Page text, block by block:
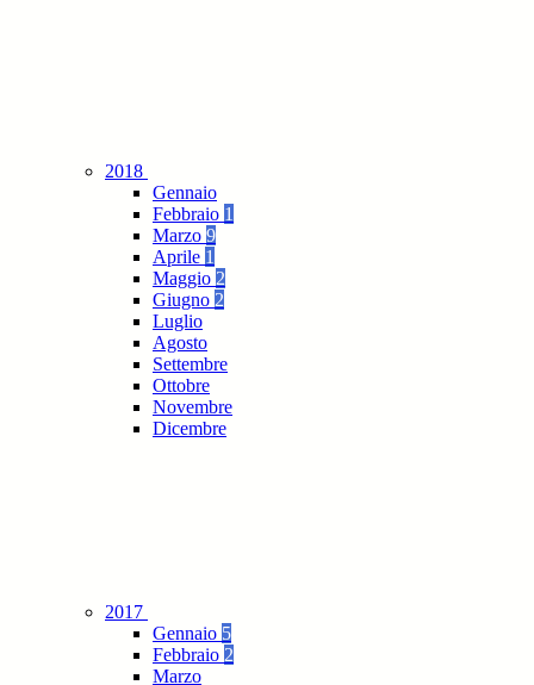
2018
Gennaio
Febbraio 1
Marzo 9
Aprile 1
Maggio 2
Giugno 2
Luglio
Agosto
Settembre
Ottobre
Novembre
Dicembre
2017
Gennaio 5
Febbraio 2
Marzo